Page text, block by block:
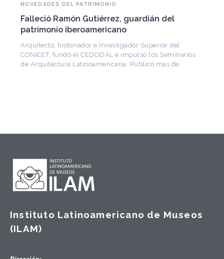
NOVEDADES DEL PATRIMONIO
Falleció Ramón Gutiérrez, guardián del
patrimonio iberoamericano
Arquitecto, historiador e Investigador Superior del
CONICET, fundó el CEDODAL e impulsó los Seminarios
de Arquitectura Latinoamericana. Publicó más de
Instituto Latinoamericano de Museos
(ILAM)